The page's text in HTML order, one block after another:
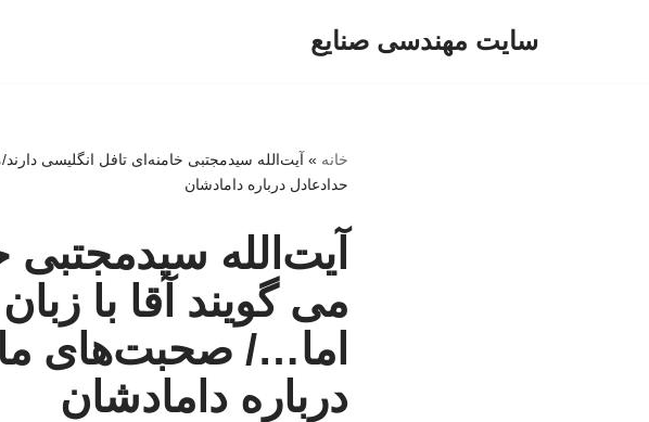
سایت مهندسی صنایع
خانه » آیت‌الله سیدمجتبی خامنه‌ای تافل انگلیسی
حدادعادل درباره دامادشان
آیت‌الله سیدمجتبی
می گویند آقا با
اما…/ صحبت‌های
درباره دامادشان